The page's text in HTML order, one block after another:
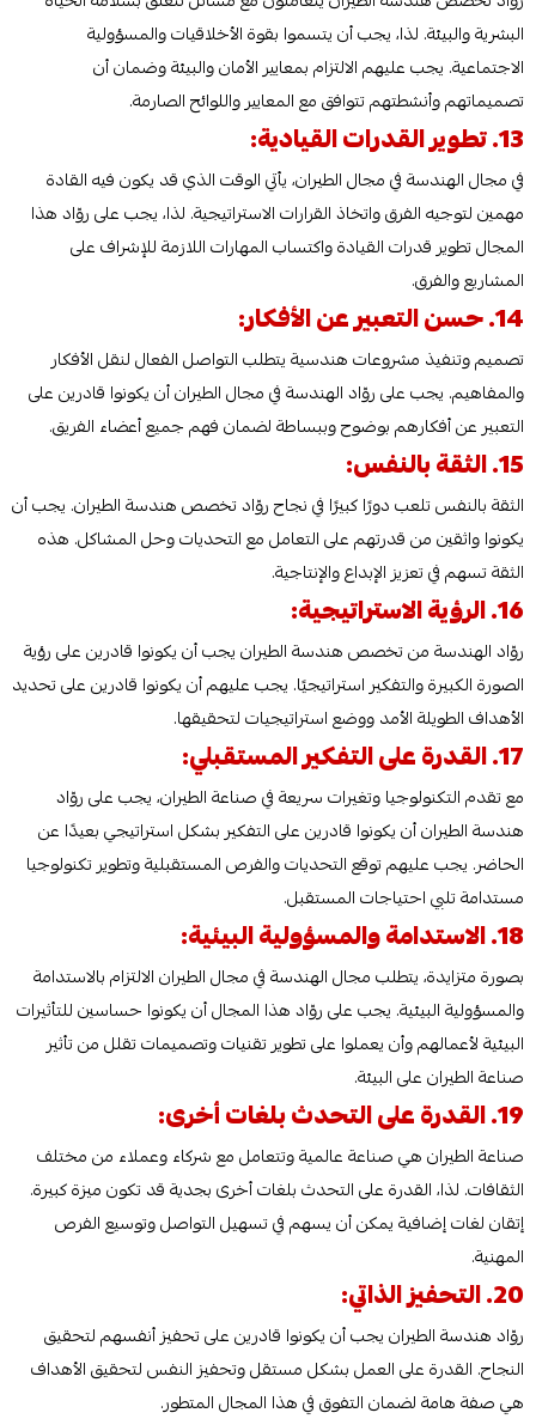
البشرية والبيئة. لذا، يجب أن يتسموا بقوة الأخلاقيات والمسؤولية
الاجتماعية. يجب عليهم الالتزام بمعايير الأمان والبيئة وضمان أن
تصميماتهم وأنشطتهم تتوافق مع المعايير واللوائح الصارمة.
13. تطوير القدرات القيادية:
في مجال الهندسة في مجال الطيران، يأتي الوقت الذي قد يكون فيه القادة
مهمين لتوجيه الفرق واتخاذ القرارات الاستراتيجية. لذا، يجب على روّاد هذا
المجال تطوير قدرات القيادة واكتساب المهارات اللازمة للإشراف على
المشاريع والفرق.
14. حسن التعبير عن الأفكار:
تصميم وتنفيذ مشروعات هندسية يتطلب التواصل الفعال لنقل الأفكار
والمفاهيم. يجب على روّاد الهندسة في مجال الطيران أن يكونوا قادرين على
التعبير عن أفكارهم بوضوح وببساطة لضمان فهم جميع أعضاء الفريق.
15. الثقة بالنفس:
الثقة بالنفس تلعب دورًا كبيرًا في نجاح روّاد تخصص هندسة الطيران. يجب أن
يكونوا واثقين من قدرتهم على التعامل مع التحديات وحل المشاكل. هذه
الثقة تسهم في تعزيز الإبداع والإنتاجية.
16. الرؤية الاستراتيجية:
روّاد الهندسة من تخصص هندسة الطيران يجب أن يكونوا قادرين على رؤية
الصورة الكبيرة والتفكير استراتيجيًا. يجب عليهم أن يكونوا قادرين على تحديد
الأهداف الطويلة الأمد ووضع استراتيجيات لتحقيقها.
17. القدرة على التفكير المستقبلي:
مع تقدم التكنولوجيا وتغيرات سريعة في صناعة الطيران، يجب على روّاد
هندسة الطيران أن يكونوا قادرين على التفكير بشكل استراتيجي بعيدًا عن
الحاضر. يجب عليهم توقع التحديات والفرص المستقبلية وتطوير تكنولوجيا
مستدامة تلبي احتياجات المستقبل.
18. الاستدامة والمسؤولية البيئية:
بصورة متزايدة، يتطلب مجال الهندسة في مجال الطيران الالتزام بالاستدامة
والمسؤولية البيئية. يجب على روّاد هذا المجال أن يكونوا حساسين للتأثيرات
البيئية لأعمالهم وأن يعملوا على تطوير تقنيات وتصميمات تقلل من تأثير
صناعة الطيران على البيئة.
19. القدرة على التحدث بلغات أخرى:
صناعة الطيران هي صناعة عالمية وتتعامل مع شركاء وعملاء من مختلف
الثقافات. لذا، القدرة على التحدث بلغات أخرى بجدية قد تكون ميزة كبيرة.
إتقان لغات إضافية يمكن أن يسهم في تسهيل التواصل وتوسيع الفرص
المهنية.
20. التحفيز الذاتي:
روّاد هندسة الطيران يجب أن يكونوا قادرين على تحفيز أنفسهم لتحقيق
النجاح. القدرة على العمل بشكل مستقل وتحفيز النفس لتحقيق الأهداف
هي صفة هامة لضمان التفوق في هذا المجال المتطور.